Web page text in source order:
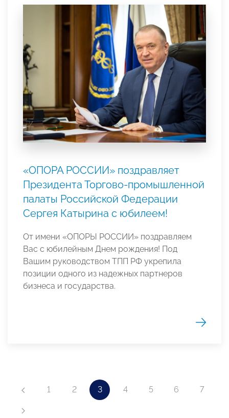
«ОПОРА РОССИИ» поздравляет
Президента Торгово-промышленной
палаты Российской Федерации
Сергея Катырина с юбилеем!
От имени «ОПОРЫ РОССИИ» поздравляем
Вас с юбилейным Днем рождения! Под
Вашим руководством ТПП РФ укрепила
позиции одного из надежных партнеров
бизнеса и государства.
1 2 3 4 5 6 7